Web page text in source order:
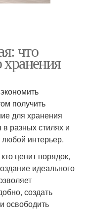
что
хранения
получить
для хранения
разных стилях и
интерьер.
ценит порядок,
идеального
создать
освободить